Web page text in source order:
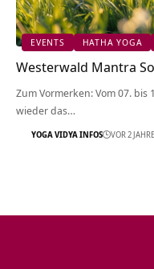
EVENTS HATHA YOGA
Westerwald Mantra
Zum Vormerken: Vom 07. bis
wieder das…
YOGA VIDYA INFOS VOR 2